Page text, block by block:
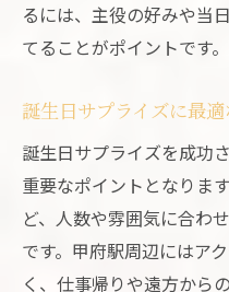
るには、主役の好みや当
てることがポイントです。
誕生日サプライズに最
誕生日サプライズを成功
重要なポイントとなりま
ど、人数や雰囲気に合わ
です。甲府駅周辺にはア
く、仕事帰りや遠方から